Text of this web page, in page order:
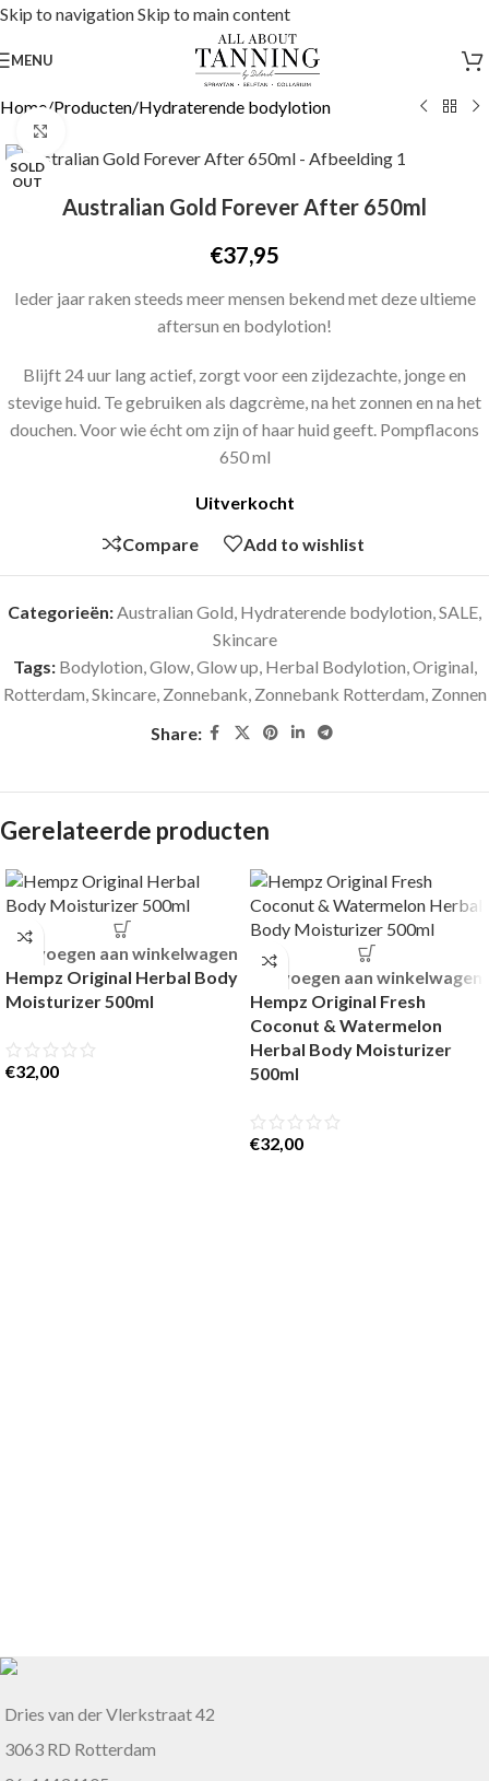
Skip to navigationSkip to main content
MENU
Home/Producten/Hydraterende bodylotion
SOLD
OUT
Australian Gold Forever After 650ml
€37,95
Ieder jaar raken steeds meer mensen bekend met deze ultieme
aftersun en bodylotion!
Blijft 24 uur lang actief, zorgt voor een zijdezachte, jonge en
stevige huid. Te gebruiken als dagcrème, na het zonnen en na het
douchen. Voor wie écht om zijn of haar huid geeft. Pompflacons
650 ml
Uitverkocht
Compare
Add to wishlist
Categorieën:Australian Gold, Hydraterende bodylotion,SALE,
Skincare
Tags: Bodylotion,Glow,Glow up, Herbal Bodylotion,Original,
Rotterdam,Skincare, Zonnebank, Zonnebank Rotterdam, Zonnen
Share:
Gerelateerde producten
Toevoegen aan winkelwagen
Hempz Original Herbal Body
Moisturizer 500ml
€32,00
Toevoegen aan winkelwagen
Hempz Original Fresh
Coconut & Watermelon
Herbal Body Moisturizer
500ml
€32,00
Dries van der Vlerkstraat 42
3063 RD Rotterdam